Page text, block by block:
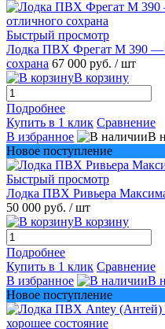
Быстрый просмотр
Лодка ПВХ Фрегат М 390 —
сохрана 67 000 руб. / шт
В корзину
Подробнее
Купить в 1 клик Сравнение
В избранное
В
Новое поступление
Быстрый просмотр
Лодка ПВХ Ривьера
50 000 руб. / шт
В корзину
Подробнее
Купить в 1 клик Сравнение
В избранное
В
Новое поступление